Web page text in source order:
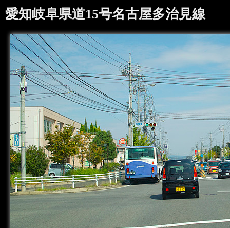
愛知岐阜県道15号名古屋多治見線